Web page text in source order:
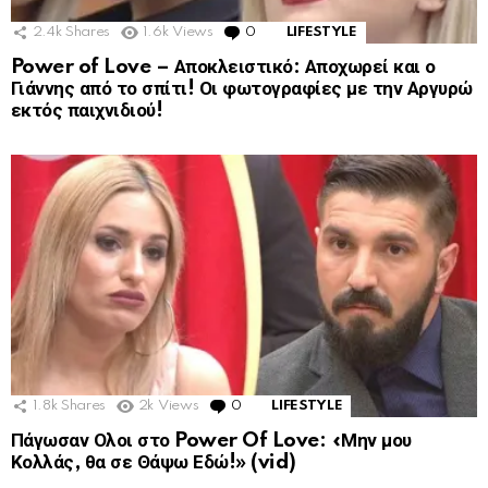
2.4k Shares 1.6k Views 0 Comments
LIFESTYLE
Power of Love – Αποκλειστικό: Αποχωρεί και ο
Γιάννης από το σπίτι! Οι φωτογραφίες με την Αργυρώ
εκτός παιχνιδιού!
1.8k Shares 2k Views 0 Comments
LIFESTYLE
Πάγωσαν Ολοι στο Power Of Love: «Μην μου
Κολλάς, θα σε Θάψω Εδώ!» (vid)